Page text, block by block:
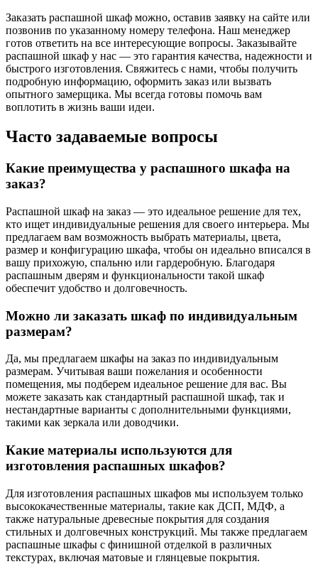
Заказать распашной шкаф можно, оставив заявку на сайте или
позвонив по указанному номеру телефона. Наш менеджер
готов ответить на все интересующие вопросы. Заказывайте
распашной шкаф у нас — это гарантия качества, надежности и
быстрого изготовления. Свяжитесь с нами, чтобы получить
подробную информацию, оформить заказ или вызвать
опытного замерщика. Мы всегда готовы помочь вам
воплотить в жизнь ваши идеи.
Часто задаваемые вопросы
Какие преимущества у распашного шкафа на
заказ?
Распашной шкаф на заказ — это идеальное решение для тех,
кто ищет индивидуальные решения для своего интерьера. Мы
предлагаем вам возможность выбрать материалы, цвета,
размер и конфигурацию шкафа, чтобы он идеально вписался в
вашу прихожую, спальню или гардеробную. Благодаря
распашным дверям и функциональности такой шкаф
обеспечит удобство и долговечность.
Можно ли заказать шкаф по индивидуальным
размерам?
Да, мы предлагаем шкафы на заказ по индивидуальным
размерам. Учитывая ваши пожелания и особенности
помещения, мы подберем идеальное решение для вас. Вы
можете заказать как стандартный распашной шкаф, так и
нестандартные варианты с дополнительными функциями,
такими как зеркала или доводчики.
Какие материалы используются для
изготовления распашных шкафов?
Для изготовления распашных шкафов мы используем только
высококачественные материалы, такие как ДСП, МДФ, а
также натуральные древесные покрытия для создания
стильных и долговечных конструкций. Мы также предлагаем
распашные шкафы с финишной отделкой в различных
текстурах, включая матовые и глянцевые покрытия.